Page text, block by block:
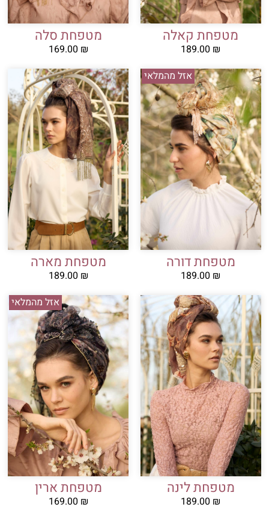
מטפחת קאלה
189.00 ₪
מטפחת סלה
169.00 ₪
אזל מהמלאי
מטפחת דורה
189.00 ₪
מטפחת מארה
189.00 ₪
מטפחת לינה
189.00 ₪
אזל מהמלאי
מטפחת ארין
169.00 ₪